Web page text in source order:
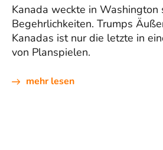
Kanada weckte in Washington
Begehrlichkeiten. Trumps
Kanadas ist nur die letzte in
von Planspielen.
mehr lesen